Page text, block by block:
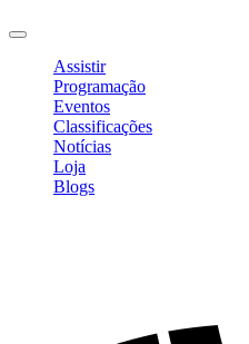
Assistir
Programação
Eventos
Classificações
Notícias
Loja
Blogs